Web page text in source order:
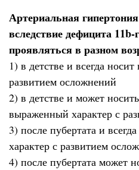
Артериальная
вследствие дефицита
проявляться в разном
1) в детстве и всегда
развитием осложнений
2) в детстве и может
выраженный характер с
3) после пубертата и
характер с развитием
4) после пубертата может